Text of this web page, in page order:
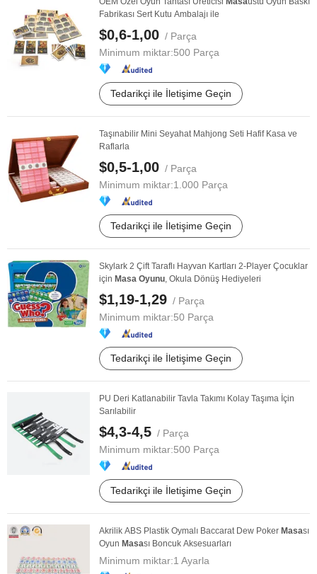
Fabrikası Sert Kutu Ambalajı ile
$0,6-1,00 / Parça
Minimum miktar:500 Parça
Tedarikçi ile İletişime Geçin
Taşınabilir Mini Seyahat Mahjong Seti Hafif Kasa ve
Raflarla
$0,5-1,00 / Parça
Minimum miktar:1.000 Parça
Tedarikçi ile İletişime Geçin
Skylark 2 Çift Taraflı Hayvan Kartları 2-Player Çocuklar
için Masa Oyunu, Okula Dönüş Hediyeleri
$1,19-1,29 / Parça
Minimum miktar:50 Parça
Tedarikçi ile İletişime Geçin
PU Deri Katlanabilir Tavla Takımı Kolay Taşıma İçin
Sarılabilir
$4,3-4,5 / Parça
Minimum miktar:500 Parça
Tedarikçi ile İletişime Geçin
Akrilik ABS Plastik Oymalı Baccarat Dew Poker Masası
Oyun Masası Boncuk Aksesuarları
Minimum miktar:1 Ayarla